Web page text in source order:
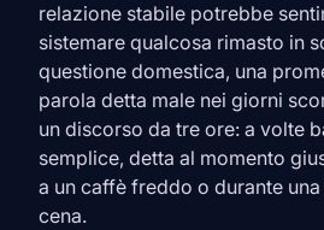
relazione stabile potrebbe
sistemare qualcosa rimasto in
questione domestica, una
parola detta male nei giorni
un discorso da tre ore: a volte
semplice, detta al momento
a un caffè freddo o durante
cena.